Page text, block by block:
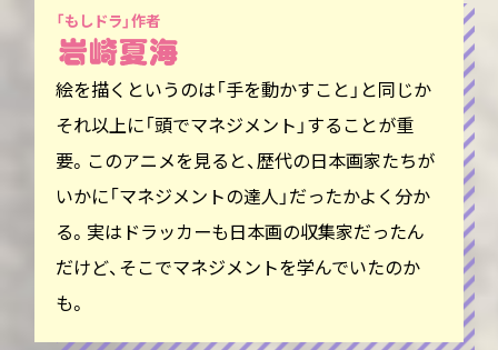
「もしドラ」作者
絵を描くというのは「手を動かすこと」と同じか
それ以上に「頭でマネジメント」することが重
要。このアニメを見ると、歴代の日本画家たちが
いかに「マネジメントの達人」だったかよく分か
る。実はドラッカーも日本画の収集家だったん
だけど、そこでマネジメントを学んでいたのか
も。